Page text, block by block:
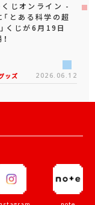
くじオンライン -
とある科学の超
くじが6月19日
ッズ 2026.06.12